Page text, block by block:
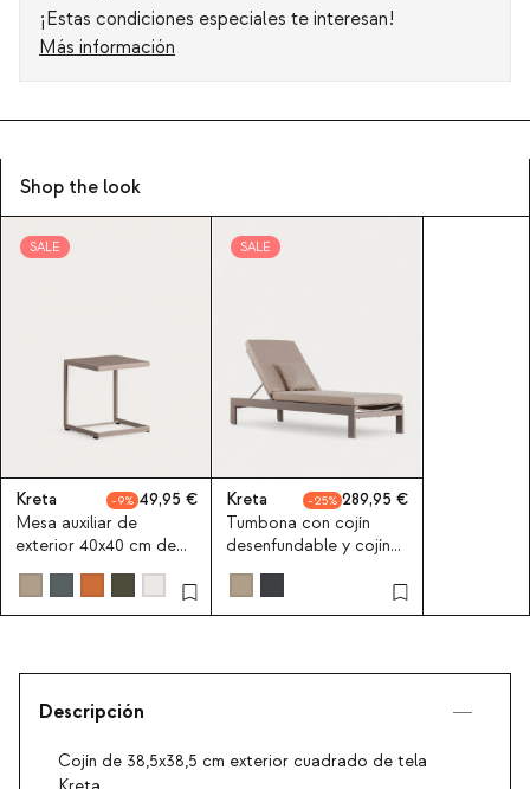
¡Estas condiciones especiales te interesan!
Más información
Shop the look
SALE
Kreta 9
49,95
Mesa auxiliar de
exterior 40x40 cm de
aluminio Kreta Colours
SALE
Kreta 25
289,95
Tumbona con cojín
desenfundable y cojín
cuadrado new Kreta
Descripción
Cojín de 38,5x38,5 cm exterior cuadrado de tela